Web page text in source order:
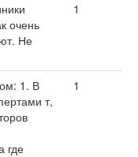
очень
Не
1
1. В
т,
где
1